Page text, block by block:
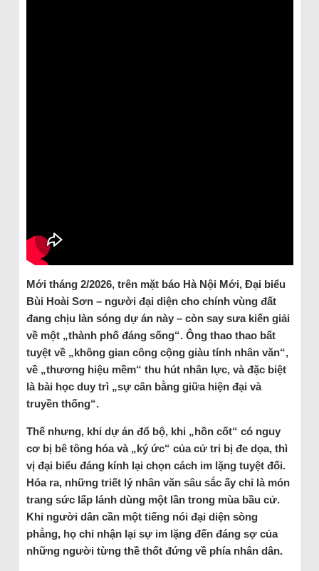
Mới tháng 2/2026, trên mặt báo Hà Nội Mới, Đại biểu
Bùi Hoài Sơn – người đại diện cho chính vùng đất
đang chịu làn sóng dự án này – còn say sưa kiến giải
về một „thành phố đáng sống“. Ông thao thao bất
tuyệt về „không gian công cộng giàu tính nhân văn“,
về „thương hiệu mềm“ thu hút nhân lực, và đặc biệt
là bài học duy trì „sự cân bằng giữa hiện đại và
truyền thống“.
Thế nhưng, khi dự án đổ bộ, khi „hồn cốt“ có nguy
cơ bị bê tông hóa và „ký ức“ của cử tri bị đe dọa, thì
vị đại biểu đáng kính lại chọn cách im lặng tuyệt đối.
Hóa ra, những triết lý nhân văn sâu sắc ấy chỉ là món
trang sức lấp lánh dùng một lần trong mùa bầu cử.
Khi người dân cần một tiếng nói đại diện sòng
phẳng, họ chỉ nhận lại sự im lặng đến đáng sợ của
những người từng thề thốt đứng về phía nhân dân.